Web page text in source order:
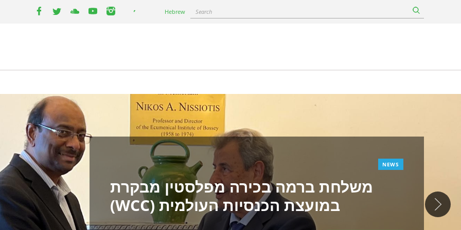
Hebrew Search
NEWS
משלחת ברמה בכירה מפלסטין מבקרת
במועצת הכנסיות העולמית (WCC)